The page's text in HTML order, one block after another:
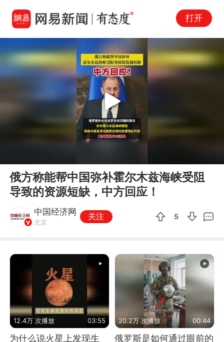
打开
Play
俄方称能帮中国弥补霍尔木兹海峡受阻
导致的资源短缺，中方回应！
中国经济网
北京
关注 5
12.4万 次播放 03:55
为什么说火星上发现生
20.2万 次播放 00:44
俄罗斯是如何通过眼前的